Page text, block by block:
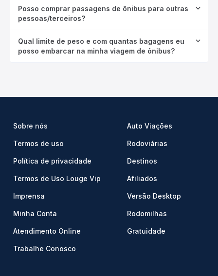
Posso comprar passagens de ônibus para outras
pessoas/terceiros?
Qual limite de peso e com quantas bagagens eu
posso embarcar na minha viagem de ônibus?
Sobre nós
Termos de uso
Política de privacidade
Termos de Uso Louge Vip
Imprensa
Minha Conta
Atendimento Online
Trabalhe Conosco
Auto Viações
Rodoviárias
Destinos
Afiliados
Versão Desktop
Rodomilhas
Gratuidade